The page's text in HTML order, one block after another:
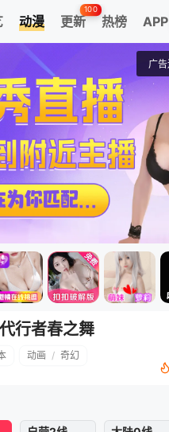
动漫 更新
100
热榜 APP
我的观影记录
春夏秋冬代行者春之舞
清空
行者春之舞
动画 / 奇幻